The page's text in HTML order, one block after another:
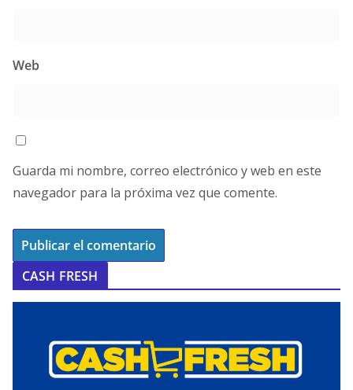
Web
Guarda mi nombre, correo electrónico y web en este
navegador para la próxima vez que comente.
CASH FRESH